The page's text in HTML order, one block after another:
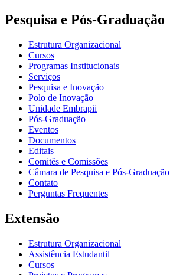
Pesquisa e Pós-Graduação
Estrutura Organizacional
Cursos
Programas Institucionais
Serviços
Pesquisa e Inovação
Polo de Inovação
Unidade Embrapii
Pós-Graduação
Eventos
Documentos
Editais
Comitês e Comissões
Câmara de Pesquisa e Pós-Graduação
Contato
Perguntas Frequentes
Extensão
Estrutura Organizacional
Assistência Estudantil
Cursos